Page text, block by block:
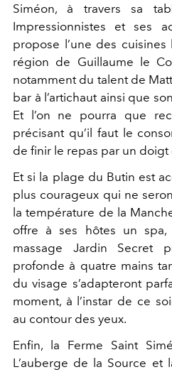
Siméon, à travers sa
Impressionnistes et ses
propose l’une des
région de Guillaume le
notamment du talent de
bar à l’artichaut ainsi que
Et l’on ne pourra que
précisant qu’il faut le
de finir le repas par un doigt
Et si la plage du Butin est
plus courageux qui ne
la température de la
offre à ses hôtes un spa,
massage Jardin Secret
profonde à quatre mains
du visage s’adapteront
moment, à l’instar de ce
au contour des yeux.
Enfin, la Ferme Saint
L’auberge de la Source et